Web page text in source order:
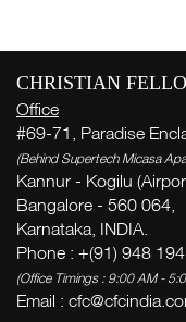
CHRISTIAN
Office
#69-71, Paradise
(Behind Supertech Micasa
Kannur - Kogilu
Bangalore - 560 064,
Karnataka, INDIA.
Phone : +(91) 948
(Office Timings : 9:00 AM -
Email :